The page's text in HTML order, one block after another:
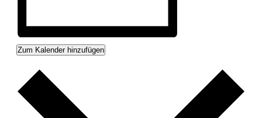
Zum Kalender hinzufügen